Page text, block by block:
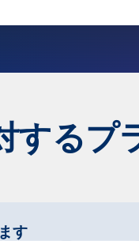
するプ
す